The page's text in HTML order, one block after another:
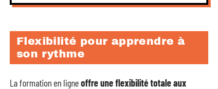
Flexibilité pour apprendre à
son rythme
La formation en ligneoffre une flexibilité totale aux